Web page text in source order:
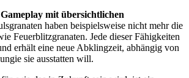
mit übersichtlichen
haben beispielsweise nicht mehr die
Feuerblitzgranaten. Jede dieser Fähigkeiten
erhält eine neue Abklingzeit, abhängig von
sie ausstatten will.